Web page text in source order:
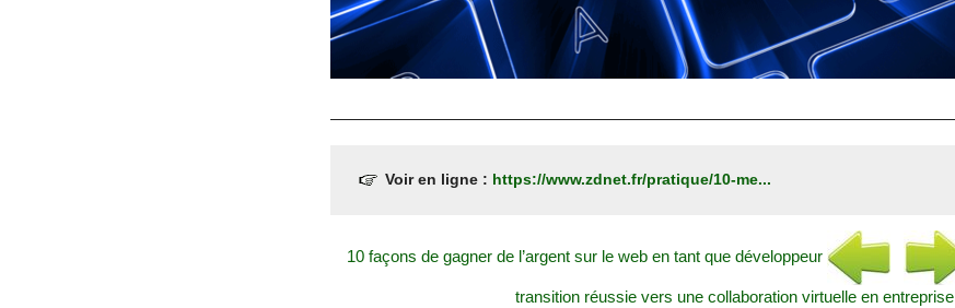
Voir en ligne : https://www.zdnet.fr/pratique/10-me...
10 façons de gagner de l’argent sur le web en tant que développeur
transition réussie vers une collaboration virtuelle en entreprise